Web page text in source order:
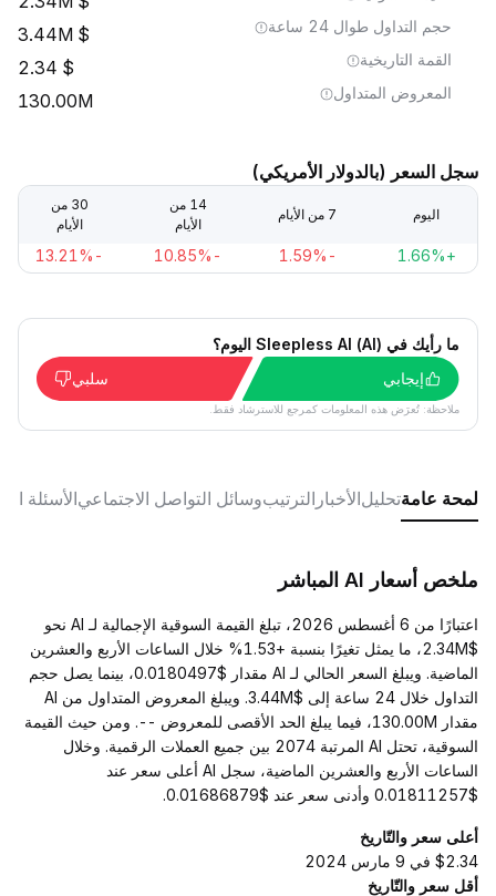
حجم التداول طوال 24 ساعة 3.44M
القمة التاريخية 2.34
المعروض المتداول 130.00M
سجل السعر (بالدولار الأمريكي)
اليوم 7 من الأيام
14 من
الأيام
30 من
الأيام
+1.66%
-1.59%
-10.85%
-13.21%
ما رأيك في Sleepless AI (AI) اليوم؟
إيجابي
سلبي
ملاحظة: تُعرَض هذه المعلومات كمرجع للاسترشاد فقط.
لمحة عامةتحليلالأخبار الترتيبوسائل التواصل الاجتماعيالأسئلة
ملخص أسعار AI المباشر
اعتبارًا من 6 أغسطس 2026، تبلغ القيمة السوقية الإجمالية لـ AI نحو
$2.34M، ما يمثل تغيرًا بنسبة +1.53% خلال الساعات الأربع والعشرين
الماضية. ويبلغ السعر الحالي لـ AI مقدار $0.0180497، بينما يصل حجم
التداول خلال 24 ساعة إلى $3.44M. ويبلغ المعروض المتداول من AI
مقدار 130.00M، فيما يبلغ الحد الأقصى للمعروض --. ومن حيث القيمة
السوقية، تحتل AI المرتبة 2074 بين جميع العملات الرقمية. وخلال
الساعات الأربع والعشرين الماضية، سجل AI أعلى سعر عند
$0.01811257 وأدنى سعر عند $0.01686879.
أعلى سعر والتّاريخ
$2.34 في 9 مارس 2024
أقل سعر والتّاريخ